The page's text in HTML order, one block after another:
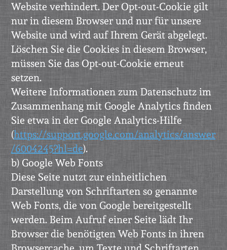
Website verhindert. Der Opt-out-Cookie gilt
nur in diesem Browser und nur für unsere
Website und wird auf Ihrem Gerät abgelegt.
Löschen Sie die Cookies in diesem Browser,
müssen Sie das Opt-out-Cookie erneut
setzen.
Weitere Informationen zum Datenschutz im
Zusammenhang mit Google Analytics finden
Sie etwa in der Google Analytics-Hilfe
(https://support.google.com/analytics/answer
/6004245?hl=de).
b) Google Web Fonts
Diese Seite nutzt zur einheitlichen
Darstellung von Schriftarten so genannte
Web Fonts, die von Google bereitgestellt
werden. Beim Aufruf einer Seite lädt Ihr
Browser die benötigten Web Fonts in ihren